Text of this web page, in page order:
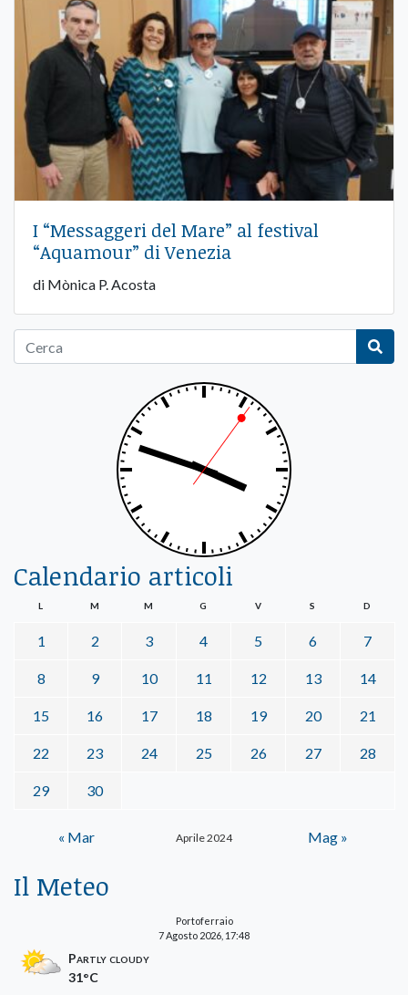
I “Messaggeri del Mare” al festival
“Aquamour” di Venezia
di Mònica P. Acosta
Calendario articoli
Aprile 2024
L M M G V S D
1 2 3 4 5 6 7
8 9 10 11 12 13 14
15 16 17 18 19 20 21
22 23 24 25 26 27 28
29 30
« Mar Mag »
Il Meteo
Portoferraio
7 Agosto 2026, 17:48
Partly cloudy
31°C